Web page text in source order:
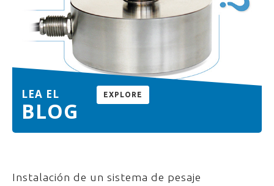
LEA EL
BLOG
EXPLORE
Instalación de un sistema de pesaje